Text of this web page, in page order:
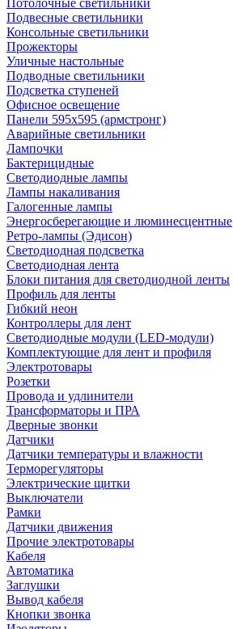
Потолочные светильники
Подвесные светильники
Консольные светильники
Прожекторы
Уличные настольные
Подводные светильники
Подсветка ступеней
Офисное освещение
Панели 595х595 (армстронг)
Аварийные светильники
Лампочки
Бактерицидные
Светодиодные лампы
Лампы накаливания
Галогенные лампы
Энергосберегающие и люминесцентные
Ретро-лампы (Эдисон)
Светодиодная подсветка
Светодиодная лента
Блоки питания для светодиодной ленты
Профиль для ленты
Гибкий неон
Контроллеры для лент
Светодиодные модули (LED-модули)
Комплектующие для лент и профиля
Электротовары
Розетки
Провода и удлинители
Трансформаторы и ПРА
Дверные звонки
Датчики
Датчики температуры и влажности
Терморегуляторы
Электрические щитки
Выключатели
Рамки
Датчики движения
Прочие электротовары
Кабеля
Автоматика
Заглушки
Вывод кабеля
Кнопки звонка